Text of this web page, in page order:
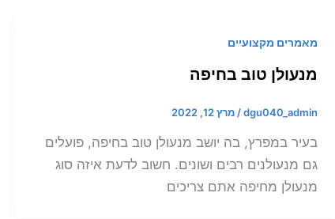
מאמרים מקצועיים
מנעולן טוב בחיפה
dgu040_admin
/מרץ 12, 2022
בעיר במפרץ, בה יושב מנעולן טוב בחיפה, פועלים
גם מנעולנים רבים ושונים. חשוב לדעת איזה סוג
מנעולן מחיפה אתם צריכים